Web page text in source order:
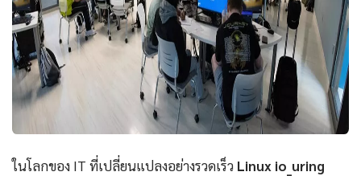
ในโลกของ IT ที่เปลี่ยนแปลงอย่างรวดเร็ว Linux io_uring